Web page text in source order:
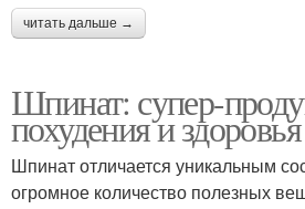
читать дальше →
Шпинат: супер-
похудения и здоровья
Шпинат отличается уникальным
огромное количество полезных